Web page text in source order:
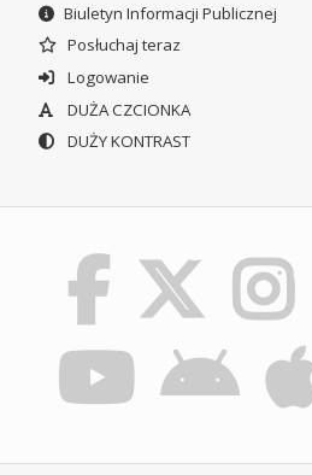
Biuletyn Informacji Publicznej
Posłuchaj teraz
Logowanie
DUŻA CZCIONKA
DUŻY KONTRAST